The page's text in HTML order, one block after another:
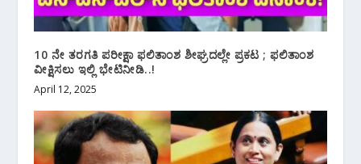
10 ನೇ ತರಗತಿ ಪರೀಕ್ಷಾ ಫಲಿತಾಂಶ ಶೀಘ್ರದಲ್ಲೇ ಪ್ರಕಟ ; ಫಲಿತಾಂಶ
ವೀಕ್ಷಿಸಲು ಇಲ್ಲಿ ಭೇಟಿನೀಡಿ..!
April 12, 2025